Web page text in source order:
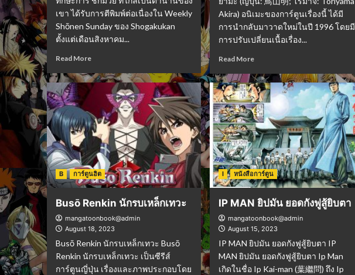
เขา ได้รับการตีพิมพ์ต่อเนื่องใน Weekly
Shōnen Sunday ของ Shogakukan
ตั้งแต่เดือนสิงหาคม...
Read More
Akira) อนิเมะของการ์ตูนเรื่องนี้ ได้มี
การนำกลับมาวาดใหม่ในปี 1996 โดยมี
การปรับเปลี่ยนเนื้อเรื่อง...
Read More
B การ์ตูนฮิต
Busō Renkin นักรบเหล็กเทวะ
mangatoonbook@admin
August 18, 2023
Busō Renkin นักรบเหล็กเทวะ Busō
Renkin นักรบเหล็กเทวะ เป็นซีรีส์
การ์ตูนญี่ปุ่น เรื่องและภาพประกอบโดย
I หนังสือการ์ตูน
IP MAN ยิปมัน ยอดกังฟูสู้ยิบตา
mangatoonbook@admin
August 15, 2023
IP MAN ยิปมัน ยอดกังฟูสู้ยิบตา IP
MAN ยิปมัน ยอดกังฟูสู้ยิบตา Ip Man
เกิดในชื่อ Ip Kai-man (葉繼問) ถึง Ip